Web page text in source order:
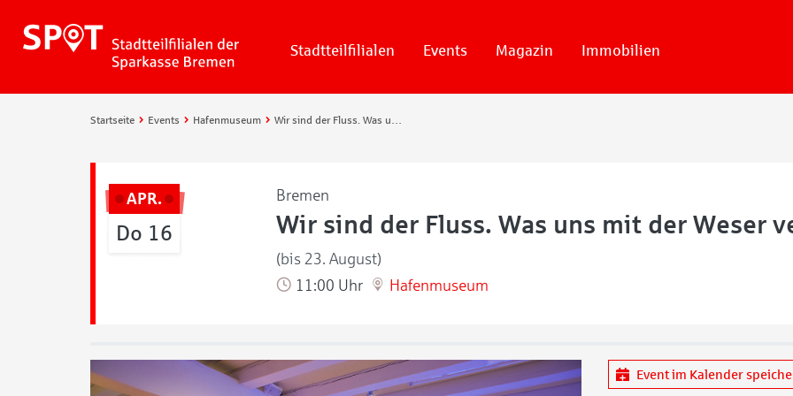
Stadtteilfilialen Events Magazin Immobilien
Startseite Events Hafenmuseum Wir sind der Fluss. Was uns mit der Weser verbindet
APR.
Do 16
Bremen
Wir sind der Fluss. Was uns mit der Weser
(bis 23. August)
11:00 Uhr
Hafenmuseum
Event im Kalender